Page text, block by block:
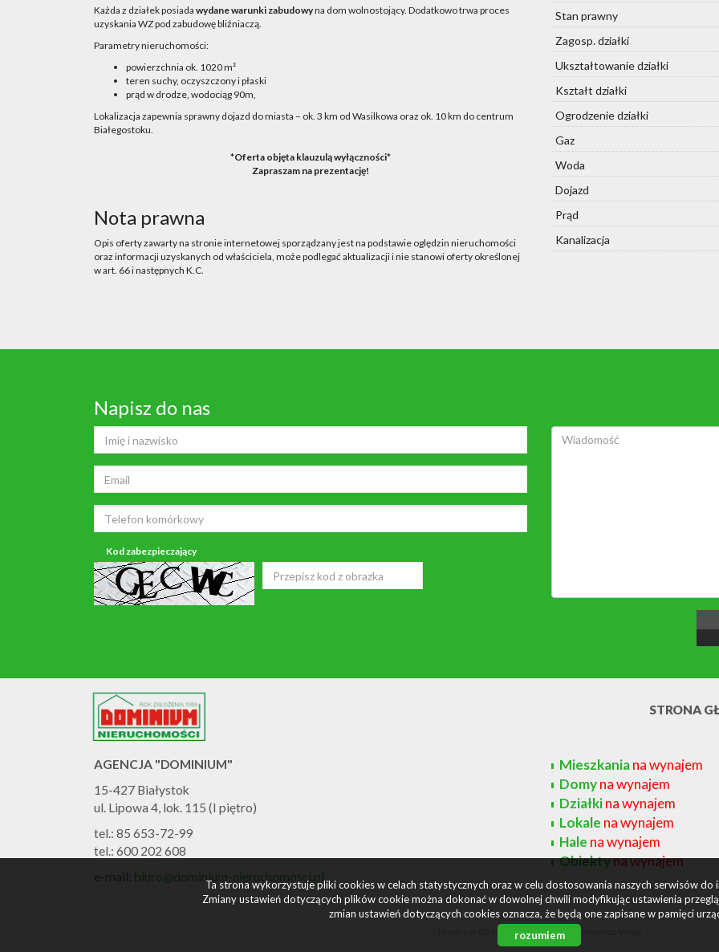
Każda z działek posiada wydane warunki zabudowyna dom wolnostojący. Dodatkowo trwa proces
uzyskania WZ pod zabudowę bliźniaczą.
Parametry nieruchomości:
powierzchnia ok. 1020 m²
teren suchy, oczyszczony i płaski
prąd w drodze, wodociąg 90m,
Lokalizacja zapewnia sprawny dojazd do miasta – ok. 3 km od Wasilkowa oraz ok. 10 km do centrum
Białegostoku.
*Oferta objęta klauzulą wyłączności*
Zapraszam na prezentację!
Nota prawna
Opis oferty zawarty na stronie internetowej sporządzany jest na podstawie oględzin nieruchomości
oraz informacji uzyskanych od właściciela, może podlegać aktualizacji i nie stanowi oferty określonej
w art. 66 i następnych K.C.
Stan prawny
Zagosp. działki
Ukształtowanie działki
Kształt działki
Ogrodzenie działki
Gaz
Woda
Dojazd
Prąd
Kanalizacja
Napisz do nas
Kod zabezpieczający
STRONA
AGENCJA "DOMINIUM"
15-427 Białystok
ul. Lipowa 4, lok. 115 (I piętro)
tel.: 85 653-72-99
tel.: 600 202 608
e-mail: biuro@dominium-nieruchomosci.pl
Mieszkaniana wynajem
Domyna wynajem
Działkina wynajem
Lokale na wynajem
Hale na wynajem
Obiektyna wynajem
Program dla biur nieruchomości
Ta strona wykorzystuje pliki cookies w celach statystycznych oraz w celu dostosowania naszych serwisów
Zmiany ustawień dotyczących plików cookie można dokonać w dowolnej chwili modyfikując ustawienia
zmian ustawień dotyczących cookies oznacza, że będą one zapisane w pamięci
rozumiem